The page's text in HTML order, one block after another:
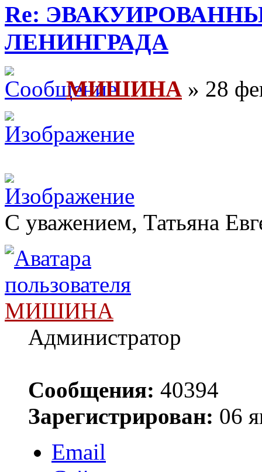
Re:
ЛЕНИНГРАДА
МИШИНА » 28
С уважением, Татьяна
МИШИНА
Администратор
Сообщения: 40394
Зарегистрирован: 06
Email